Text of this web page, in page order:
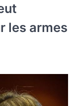
les armes